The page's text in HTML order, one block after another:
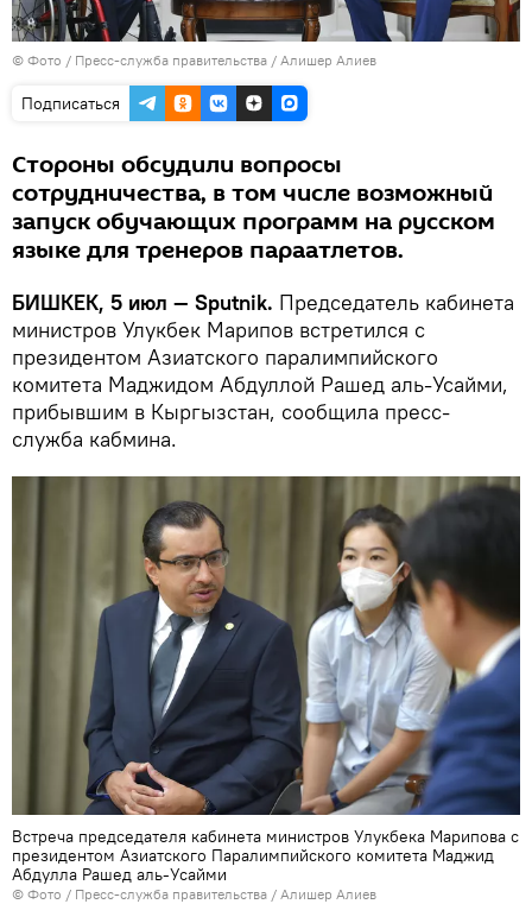
© Фото / Пресс-служба правительства / Алишер Алиев
Подписаться
Стороны обсудили вопросы
сотрудничества, в том числе возможный
запуск обучающих программ на русском
языке для тренеров параатлетов.
БИШКЕК, 5 июл — Sputnik. Председатель кабинета
министров Улукбек Марипов встретился с
президентом Азиатского паралимпийского
комитета Маджидом Абдуллой Рашед аль-Усайми,
прибывшим в Кыргызстан, сообщила пресс-
служба кабмина.
Встреча председателя кабинета министров Улукбека Марипова с
президентом Азиатского Паралимпийского комитета Маджид
Абдулла Рашед аль-Усайми
© Фото / Пресс-служба правительства / Алишер Алиев